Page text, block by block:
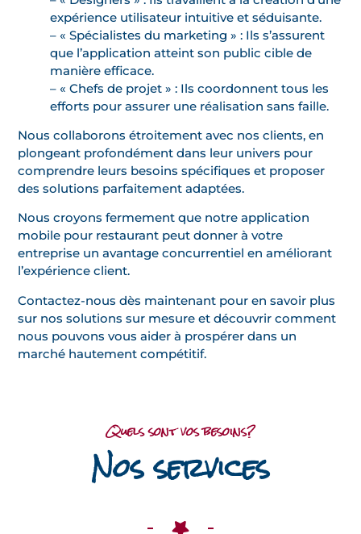
expérience utilisateur intuitive et séduisante.
– « Spécialistes du marketing » : Ils s’assurent
que l’application atteint son public cible de
manière efficace.
– « Chefs de projet » : Ils coordonnent tous les
efforts pour assurer une réalisation sans faille.
Nous collaborons étroitement avec nos clients, en
plongeant profondément dans leur univers pour
comprendre leurs besoins spécifiques et proposer
des solutions parfaitement adaptées.
Nous croyons fermement que notre application
mobile pour restaurant peut donner à votre
entreprise un avantage concurrentiel en améliorant
l’expérience client.
Contactez-nous dès maintenant pour en savoir plus
sur nos solutions sur mesure et découvrir comment
nous pouvons vous aider à prospérer dans un
marché hautement compétitif.
Quels sont vos besoins?
Nos services